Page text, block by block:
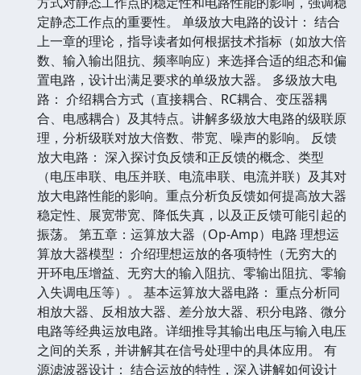
定静态工作点的重要性。 单级放大电路的设计： 结合
上一章的理论，指导读者如何根据技术指标（如放大倍
数、输入输出阻抗、频率响应）来选择合适的组态和偏
置电路，设计出满足要求的单级放大器。 多级放大电
路： 介绍耦合方式（直接耦合、RC耦合、变压器耦
合、电感耦合）及其特点。讲解多级放大电路的级联原
理，分析级联对放大倍数、带宽、噪声的影响。 反馈
放大电路： 深入探讨负反馈和正反馈的概念、类型
（电压串联、电压并联、电流串联、电流并联）及其对
放大电路性能的影响。重点分析负反馈如何提高放大器
稳定性、展宽带宽、降低失真，以及正反馈可能引起的
振荡。 第五章：运算放大器（Op-Amp）电路 理想运
算放大器模型： 介绍理想运放的各项特性（无穷大的
开环电压增益、无穷大的输入阻抗、零输出阻抗、零输
入失调电压等）。 基本运算放大器电路： 重点分析同
相放大器、反相放大器、差分放大器、积分电路、微分
电路等经典运放电路。详细推导其输出电压与输入电压
之间的关系，并讲解其在信号处理中的具体应用。 有
源滤波器设计： 结合运放的特性，深入讲解如何设计